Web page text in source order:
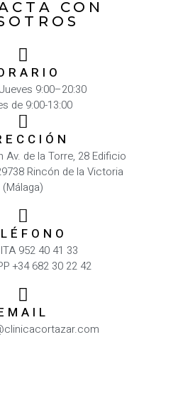
CON
9:00–20:30
de 9:00-13:00
de la Torre, 28 Edificio
Rincón de la Victoria
(Málaga)
952 40 41 33
+34 682 30 22 42